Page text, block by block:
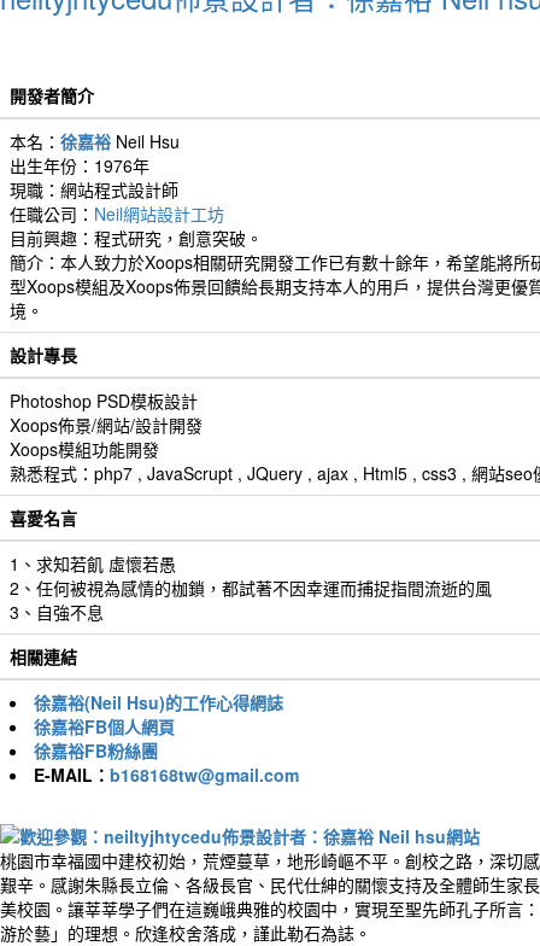
開發者簡介
本名： 徐嘉裕 Neil Hsu
出生年份：1976年
現職：網站程式設計師
任職公司： Neil網站設計工坊
目前興趣：程式研究，創意突破。
簡介：本人致力於Xoops相關研究開發工作已有數十餘年，希望能將所
型Xoops模組及Xoops佈景回饋給長期支持本人的用戶，提供台灣更優
境。
設計專長
Photoshop PSD模板設計
Xoops佈景/網站/設計開發
Xoops模組功能開發
熟悉程式：php7 , JavaScrupt , JQuery , ajax , Html5 , css3 , 網站seo
喜愛名言
1、求知若飢 虛懷若愚
2、任何被視為感情的枷鎖，都試著不因幸運而捕捉指間流逝的風
3、自強不息
相關連結
徐嘉裕(Neil Hsu)的工作心得網誌
徐嘉裕FB個人網頁
徐嘉裕FB粉絲團
E-MAIL： b168168tw@gmail.com
桃園市幸福國中建校初始，荒煙蔓草，地形崎嶇不平。創校之路，深切
艱辛。感謝朱縣長立倫、各級長官、民代仕紳的關懷支持及全體師生家
美校園。讓莘莘學子們在這巍峨典雅的校園中，實現至聖先師孔子所言
游於藝」的理想。欣逢校舍落成，謹此勒石為誌。